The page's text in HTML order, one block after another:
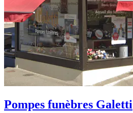
Pompes funèbres Galetti